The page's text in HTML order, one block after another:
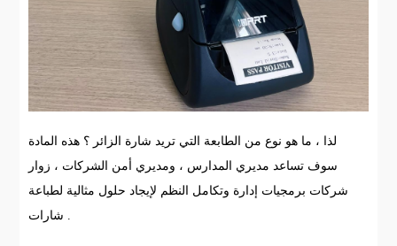
لذا ، ما هو نوع من الطابعة التي تريد شارة الزائر ؟ هذه المادة
سوف تساعد مديري المدارس ، ومديري أمن الشركات ، زوار
شركات برمجيات إدارة وتكامل النظم لإيجاد حلول مثالية لطباعة
شارات .